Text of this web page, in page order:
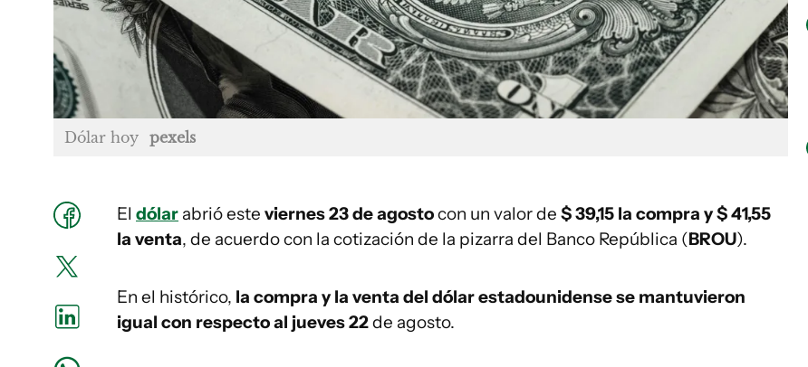
Dólar hoy pexels
El dólar abrió este viernes 23 de agostocon un valor de $ 39,15 la compra y $ 41,55
la venta, de acuerdo con la cotización de la pizarra del Banco República (BROU).
En el histórico, la compra y la venta del dólar estadounidense se mantuvieron
igual con respecto al jueves 22de agosto.